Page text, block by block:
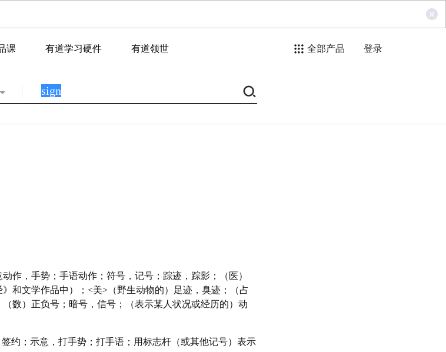
课 有道学习硬件 有道领世 全部产品 登录
作，手势；手语动作；符号，记号；踪迹，踪影；（医）
和文学作品中）；<美>（野生动物的）足迹，臭迹；（占
数）正负号；暗号，信号；（表示某人状况或经历的）动
约；示意，打手势；打手语；用标志杆（或其他记号）表示